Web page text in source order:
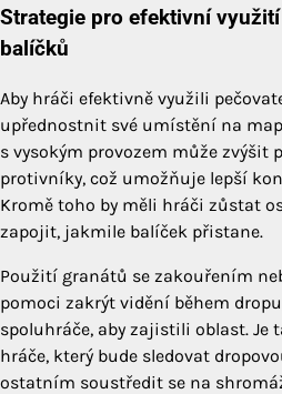
Strategie pro efektivní
balíčků
Aby hráči efektivně využili
upřednostnit své umístění na
s vysokým provozem může zvýšit
protivníky, což umožňuje lepší
Kromě toho by měli hráči zůstat
zapojit, jakmile balíček přistane.
Použití granátů se zakouřením
pomoci zakrýt vidění během
spoluhráče, aby zajistili oblast. Je
hráče, který bude sledovat
ostatním soustředit se na